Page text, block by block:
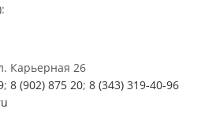
Карьерная 26
; 8 (902) 875 20; 8 (343) 319-40-96